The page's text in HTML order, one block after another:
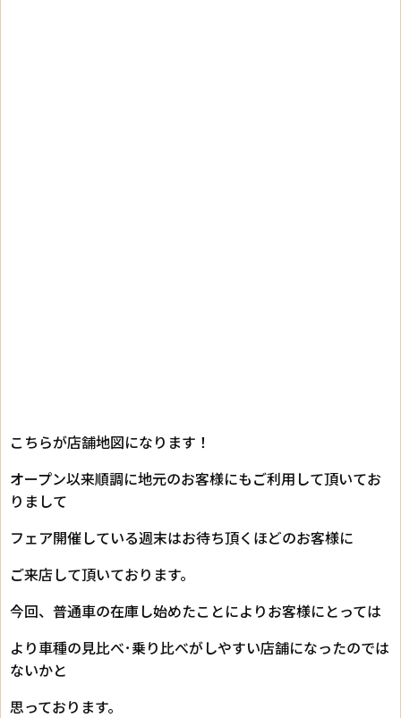
こちらが店舗地図になります！
オープン以来順調に地元のお客様にもご利用して頂いてお
りまして
フェア開催している週末はお待ち頂くほどのお客様に
ご来店して頂いております。
今回、普通車の在庫し始めたことによりお客様にとっては
より車種の見比べ･乗り比べがしやすい店舗になったのでは
ないかと
思っております。